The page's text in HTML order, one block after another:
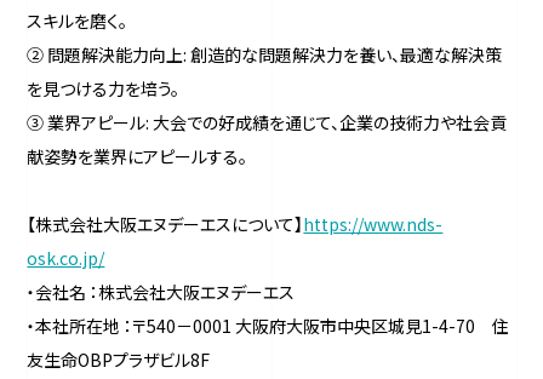
スキルを磨く。
② 問題解決能力向上: 創造的な問題解決力を養い、最適な解決策
を見つける力を培う。
③ 業界アピール: 大会での好成績を通じて、企業の技術力や社会貢
献姿勢を業界にアピールする。
【株式会社大阪エヌデーエスについて】https://www.nds-
osk.co.jp/
・会社名 ：株式会社大阪エヌデーエス
・本社所在地 ：〒540－0001 大阪府大阪市中央区城見1-4-70 住
友生命OBPプラザビル8F